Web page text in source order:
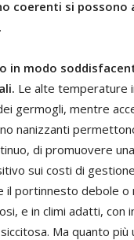
coerenti si
.
in modo
Le alte temperature
germogli, mentre
nanizzanti
di promuovere
sui costi di
portinnesto debole o
e in climi adatti, con
Ma quanto